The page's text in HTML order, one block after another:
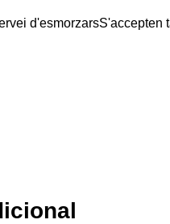
d'esmorzarsS'accepten